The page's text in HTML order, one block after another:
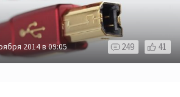
2014 в 09:05 249 41